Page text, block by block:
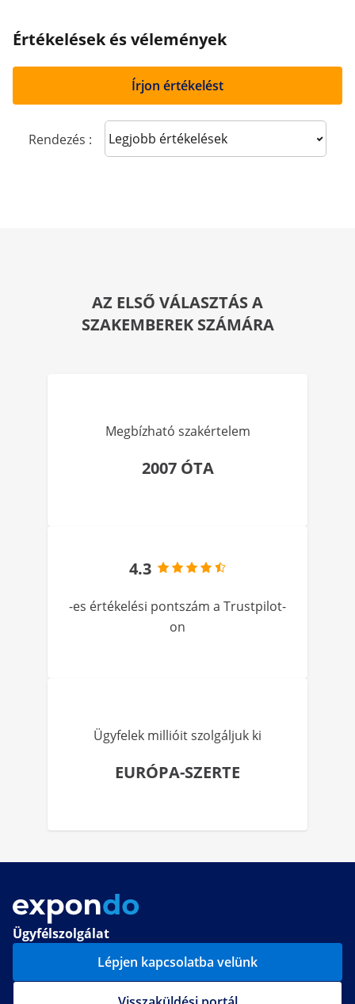
Értékelések és vélemények
Írjon értékelést
Rendezés : Sort reviews
AZ ELSŐ VÁLASZTÁS A
SZAKEMBEREK SZÁMÁRA
Megbízható szakértelem
2007 ÓTA
4.3
-es értékelési pontszám a Trustpilot-
on
Ügyfelek millióit szolgáljuk ki
EURÓPA-SZERTE
Ügyfélszolgálat
Lépjen kapcsolatba velünk